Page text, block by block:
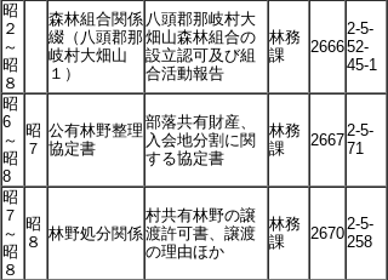
昭
２
～
昭
８
森林組合関係
綴（八頭郡那
岐村大畑山
１）
八頭郡那岐村大
畑山森林組合の
設立認可及び組
合活動報告
林務
課
2666
2-5-
52-
45-1
昭
6
～
昭
8
昭
７
公有林野整理
協定書
部落共有財産、
入会地分割に関
する協定書
林務
課
2667
2-5-
71
昭
７
～
昭
８
昭
８ 林野処分関係
村共有林野の譲
渡許可書、譲渡
の理由ほか
林務
課
2670
2-5-
258